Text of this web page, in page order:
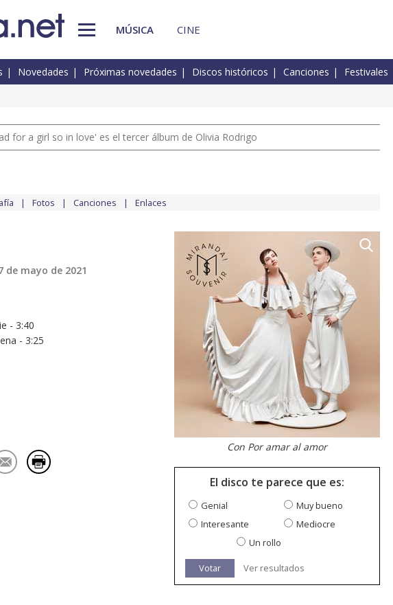
MÚSICA CINE
Novedades Próximas novedades Discos históricos Canciones Festivales
for a girl so in love' es el tercer álbum de Olivia Rodrigo
Fotos Canciones Enlaces
de mayo de 2021
- 3:40
- 3:25
Con Por amar al amor
El disco te parece que es:
Genial
Muy bueno
Interesante
Mediocre
Un rollo
Votar Ver resultados